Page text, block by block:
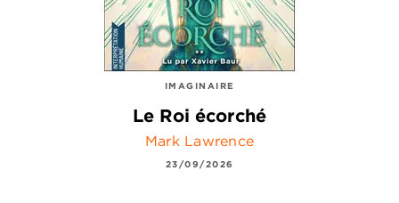
IMAGINAIRE
Le Roi écorché
Mark Lawrence
23/09/2026